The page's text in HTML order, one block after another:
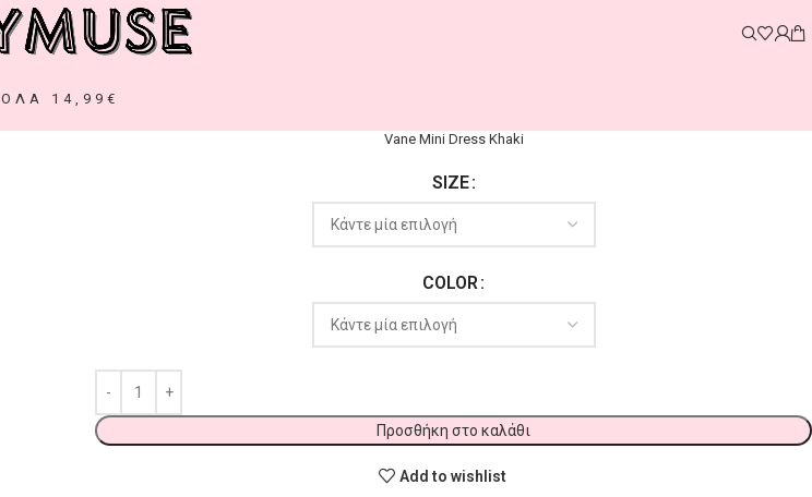
ΟΛΑ 14,99€
Vane Mini Dress Khaki
SIZE
COLOR
Προσθήκη στο καλάθι
Add to wishlist